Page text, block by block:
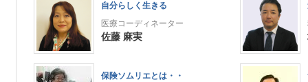
自分らしく生きる
医療コーディネーター
佐藤 麻実
保険ソムリエとは・・